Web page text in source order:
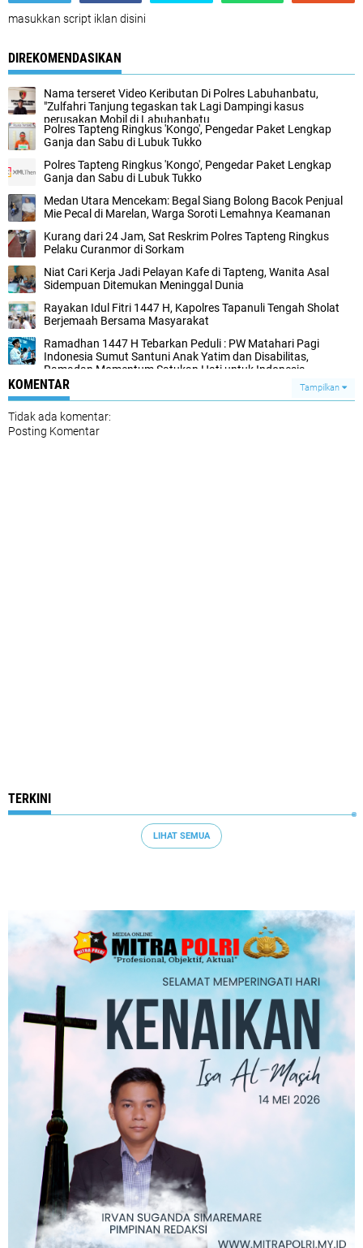
masukkan script iklan disini
DIREKOMENDASIKAN
Nama terseret Video Keributan Di Polres Labuhanbatu,
"Zulfahri Tanjung tegaskan tak Lagi Dampingi kasus
perusakan Mobil di Labuhanbatu
Polres Tapteng Ringkus 'Kongo', Pengedar Paket Lengkap
Ganja dan Sabu di Lubuk Tukko
Polres Tapteng Ringkus 'Kongo', Pengedar Paket Lengkap
Ganja dan Sabu di Lubuk Tukko
Medan Utara Mencekam: Begal Siang Bolong Bacok Penjual
Mie Pecal di Marelan, Warga Soroti Lemahnya Keamanan
Kurang dari 24 Jam, Sat Reskrim Polres Tapteng Ringkus
Pelaku Curanmor di Sorkam
Niat Cari Kerja Jadi Pelayan Kafe di Tapteng, Wanita Asal
Sidempuan Ditemukan Meninggal Dunia
Rayakan Idul Fitri 1447 H, Kapolres Tapanuli Tengah Sholat
Berjemaah Bersama Masyarakat
Ramadhan 1447 H Tebarkan Peduli : PW Matahari Pagi
Indonesia Sumut Santuni Anak Yatim dan Disabilitas,
Ramadan Momentum Satukan Hati untuk Indonesia
KOMENTAR Tampilkan
Tidak ada komentar:
Posting Komentar
TERKINI
LIHAT SEMUA